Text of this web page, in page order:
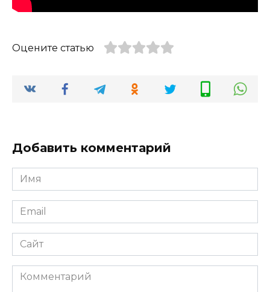
Оцените статью
Добавить комментарий
Имя
*
Email
*
Сайт
Комментарий